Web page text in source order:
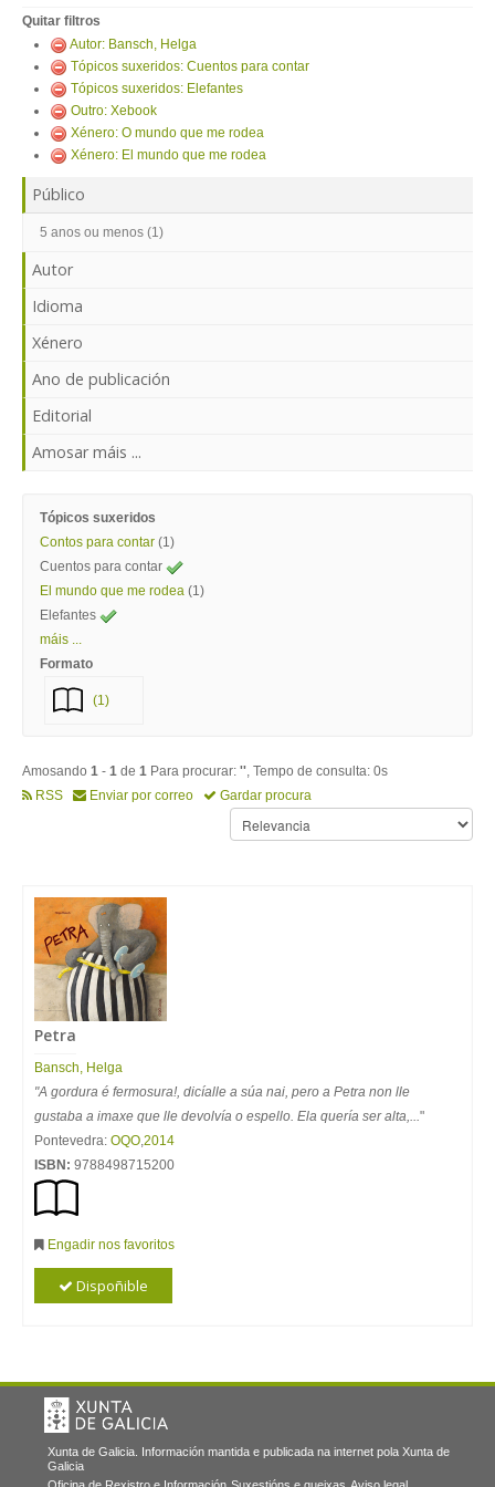
Quitar filtros
Autor: Bansch, Helga
Tópicos suxeridos: Cuentos para contar
Tópicos suxeridos: Elefantes
Outro: Xebook
Xénero: O mundo que me rodea
Xénero: El mundo que me rodea
Público
5 anos ou menos (1)
Autor
Idioma
Xénero
Ano de publicación
Editorial
Amosar máis ...
Tópicos suxeridos
Contos para contar (1)
Cuentos para contar
El mundo que me rodea (1)
Elefantes
máis ...
Formato
(1)
Amosando 1 - 1 de 1 Para procurar: '', Tempo de consulta: 0s
RSS
Enviar por correo Gardar procura
Petra
Bansch, Helga
"A gordura é fermosura!, dicíalle a súa nai, pero a Petra non lle
gustaba a imaxe que lle devolvía o espello. Ela quería ser alta,..."
Pontevedra: OQO,2014
ISBN: 9788498715200
Engadir nos favoritos
Dispoñible
Xunta de Galicia. Información mantida e publicada na internet pola Xunta de
Galicia